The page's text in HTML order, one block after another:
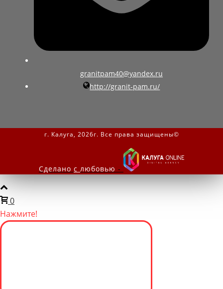
granitpam40@yandex.ru
http://granit-pam.ru/
г. Калуга, 2026г. Все права защищены©
Сделано с любовью -
0
Нажмите!